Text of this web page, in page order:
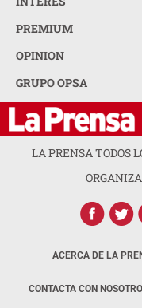
PREMIUM
OPINION
GRUPO OPSA
LA PRENSA TODOS
ACERCA DE LA
CONTACTA CON